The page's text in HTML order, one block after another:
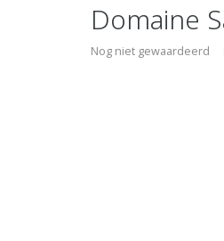
Domaine
Nog niet gewaardeerd